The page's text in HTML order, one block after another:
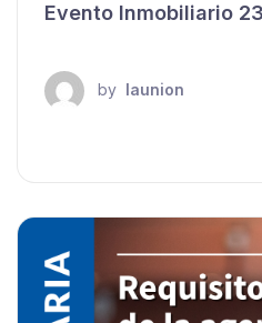
Evento Inmobiliario
by launion